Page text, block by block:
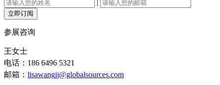
|
立即订阅
参展咨询
王女士
电话：186 6496 5321
邮箱： lisawangjj@globalsources.com